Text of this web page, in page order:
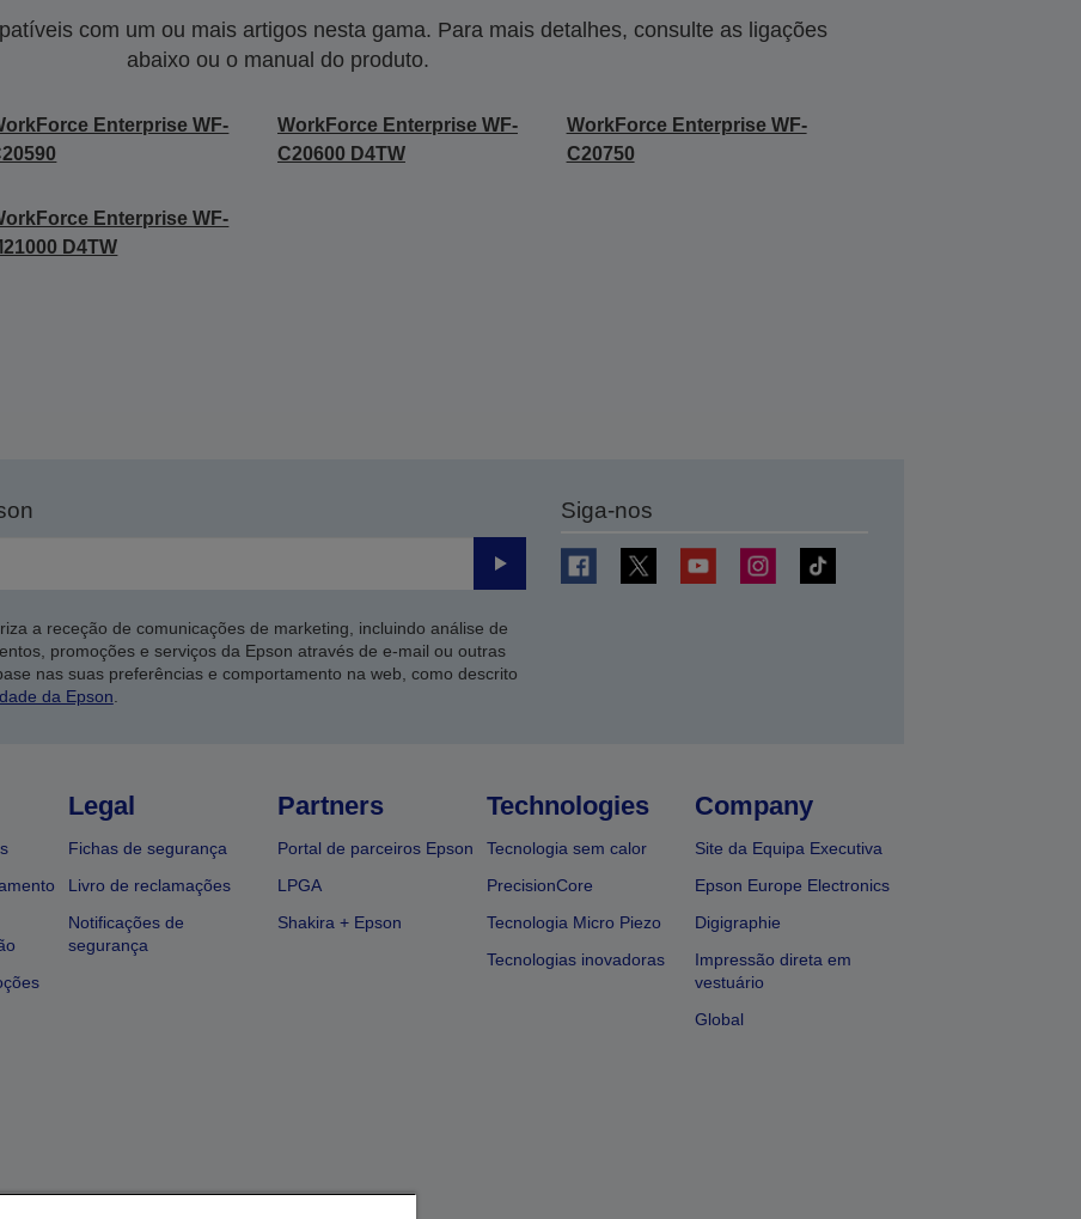
com um ou mais artigos nesta gama. Para mais detalhes, consulte as ligações
abaixo ou o manual do produto.
Enterprise WF-
WorkForce Enterprise WF-
C20600 D4TW
WorkForce Enterprise WF-
C20750
Enterprise WF-
D4TW
Enviar
a receção de comunicações de marketing, incluindo análise de
promoções e serviços da Epson através de e-mail ou outras
nas suas preferências e comportamento na web, como descrito
da Epson
Siga-nos
Legal
Fichas de segurança
Livro de reclamações
Notificações de
segurança
Partners
Portal de parceiros Epson
LPGA
Shakira + Epson
Technologies
Tecnologia sem calor
PrecisionCore
Tecnologia Micro Piezo
Tecnologias inovadoras
Company
Site da Equipa Executiva
Epson Europe Electronics
Digigraphie
Impressão direta em
vestuário
Global